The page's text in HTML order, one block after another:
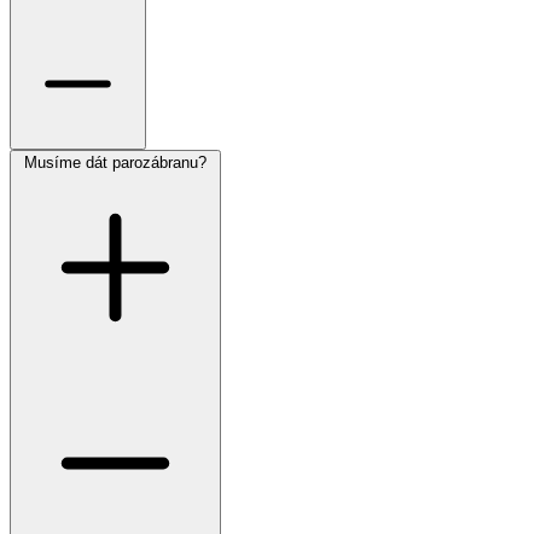
Musíme dát parozábranu?